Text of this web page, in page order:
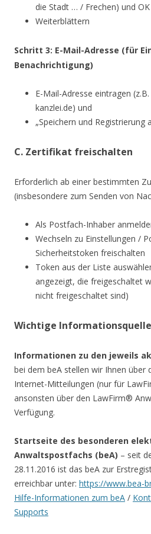
die Stadt … / Frechen) und OK
Weiterblättern
Schritt 3: E-Mail-Adresse (für
Benachrichtigung)
E-Mail-Adresse eintragen
kanzlei.de) und
„Speichern und Registrierung
C. Zertifikat freischalten
Erforderlich ab einer bestimmten
(insbesondere zum Senden von
Als Postfach-Inhaber
Wechseln zu Einstellungen /
Sicherheitstoken freischalten
Token aus der Liste
angezeigt, die freigeschaltet
nicht freigeschaltet sind)
Wichtige
Informationen zu den jeweils
bei dem beA stellen wir Ihnen über
Internet-Mitteilungen (nur für
ansonsten über den LawFirm®
Verfügung.
Startseite des besonderen
Anwaltspostfachs (beA) – seit
28.11.2016 ist das beA zur
erreichbar unter: https://www.bea-
Hilfe-Informationen zum beA /
Supports